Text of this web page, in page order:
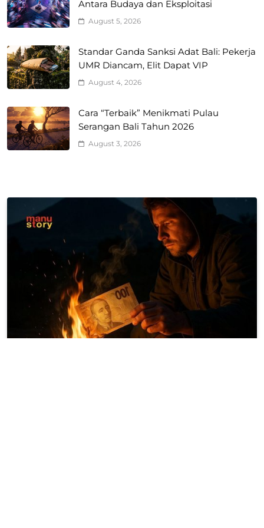
Antara Budaya dan Eksploitasi
August 5, 2026
Standar Ganda Sanksi Adat Bali: Pekerja
UMR Diancam, Elit Dapat VIP
August 4, 2026
Cara “Terbaik” Menikmati Pulau
Serangan Bali Tahun 2026
August 3, 2026